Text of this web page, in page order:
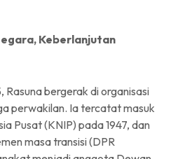
Keberlanjutan
Rasuna bergerak di organisasi
perwakilan. Ia tercatat masuk
Pusat (KNIP) pada 1947, dan
masa transisi (DPR